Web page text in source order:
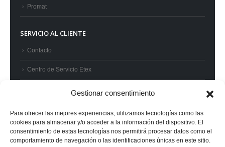
Gestionar consentimiento
Para ofrecer las mejores experiencias, utilizamos tecnologías como las
cookies para almacenar y/o acceder a la información del dispositivo. El
consentimiento de estas tecnologías nos permitirá procesar datos como el
comportamiento de navegación o las identificaciones únicas en este sitio.
Promat
SERVICIO AL CLIENTE
Contacto
Centro de Servicio Etex
Superintendencia de Industria y Comercio